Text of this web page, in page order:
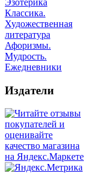
Классика.
Художественная
литература
Афоризмы.
Мудрость.
Ежедневники
Издатели